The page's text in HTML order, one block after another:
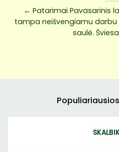
← Patarimai Pavasarinis
tampa neišvengiamu darbu
saulė.